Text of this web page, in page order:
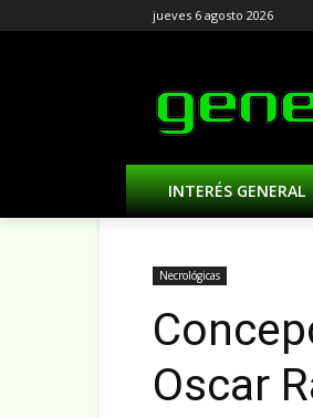
jueves 6 agosto 2026
INTERÉS GENERAL
Necrológicas
Oscar